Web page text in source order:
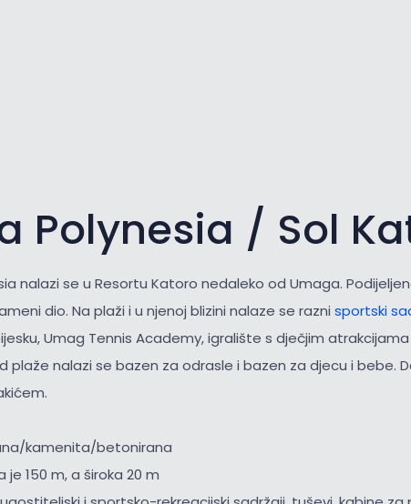
Polynesia / Sol
nalazi se u Resortu Katoro nedaleko od Umaga.
dio. Na plaži i u njenoj blizini nalaze se razni sportski
Umag Tennis Academy, igralište s dječjim
plaže nalazi se bazen za odrasle i bazen za djecu i bebe.
kamenita/betonirana
je 150 m, a široka 20 m